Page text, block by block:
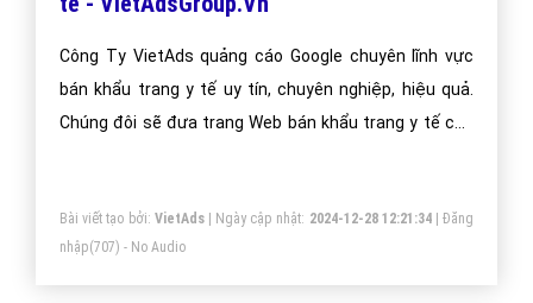
VietAdsGroup.Vn
Thiết kế website bán khẩu trang y tế tại công ty
VietAds luôn đảm bảo uy tín, chuyên nghiệp, hiệu quả.
Chúng tôi luôn báo giá thiết kế web bán khẩu trang y tế
Bài viết tạo bởi: VietAds| Ngày cập nhật: 2024-12-29 10:57:01| Đăng
nhập(734) - No Audio